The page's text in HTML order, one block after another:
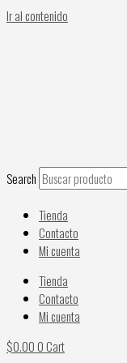
Ir al contenido
Search
Tienda
Contacto
Mi cuenta
Tienda
Contacto
Mi cuenta
$0.000Cart